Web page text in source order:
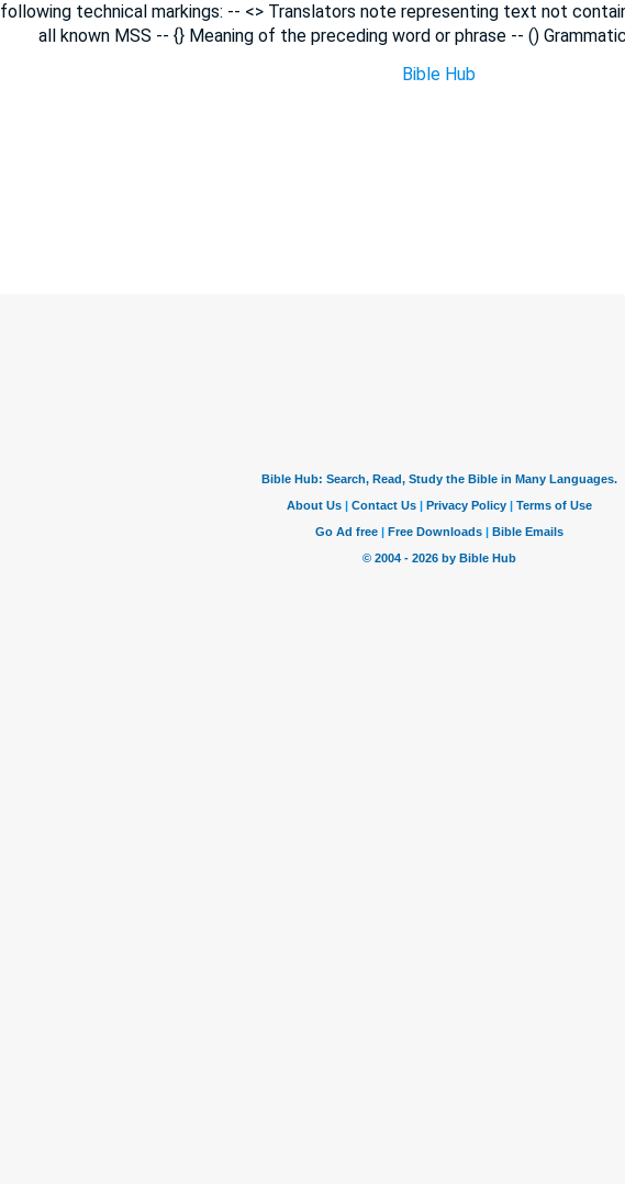
following technical markings: -- <> Translators note representing text not
all known MSS -- {} Meaning of the preceding word or phrase -- ()
Bible Hub